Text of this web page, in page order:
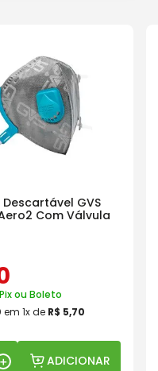
GVS
Aero2 Com Válvula
ou Boleto
em 1x de R$ 5,70
ADICIONAR